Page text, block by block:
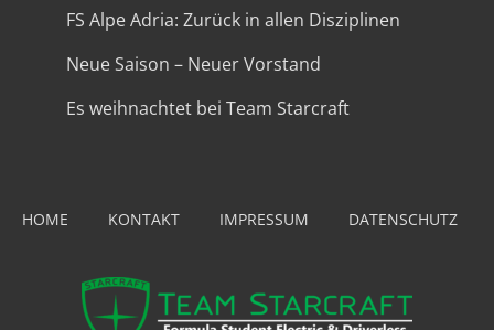
FS Alpe Adria: Zurück in allen Disziplinen
Neue Saison – Neuer Vorstand
Es weihnachtet bei Team Starcraft
HOME KONTAKT IMPRESSUM DATENSCHUTZ